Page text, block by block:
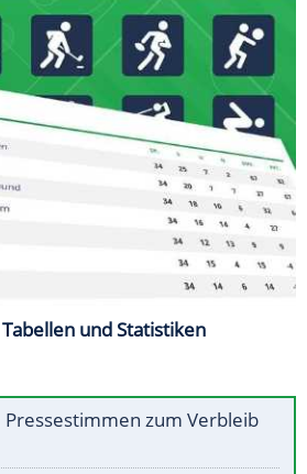
und Statistiken
zum Verbleib